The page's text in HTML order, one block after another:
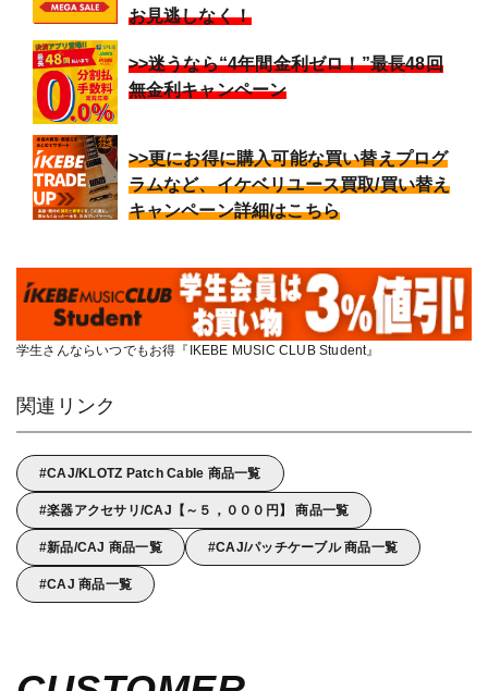
お見逃しなく！
>>迷うなら“4年間金利ゼロ！”最長48回
無金利キャンペーン
>>更にお得に購入可能な買い替えプログ
ラムなど、イケベリユース買取/買い替え
キャンペーン詳細はこちら
学生さんならいつでもお得『IKEBE MUSIC CLUB Student』
関連リンク
CAJ/KLOTZ Patch Cable 商品一覧
楽器アクセサリ/CAJ【～５，０００円】 商品一覧
新品/CAJ 商品一覧 CAJ/パッチケーブル 商品一覧
CAJ 商品一覧